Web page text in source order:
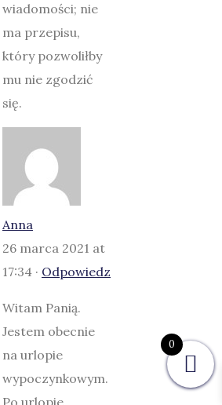
wiadomości; nie
ma przepisu,
który pozwoliłby
mu nie zgodzić
się.
Anna
26 marca 2021 at
17:34 · Odpowiedz
Witam Panią.
Jestem obecnie
na urlopie
wypoczynkowym.
Po urlopie
0